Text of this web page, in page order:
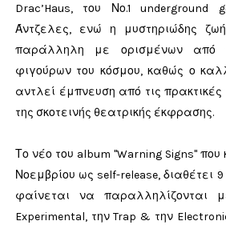
Drac’Haus, του Νο.1
Άντζελες, ενώ η μυστηριώδης
παράλληλη με ορισμένων από
φιγούρων του κόσμου, καθώς ο
αντλεί έμπνευση από τις πρακτικές
της σκοτεινής θεατρικής έκφρασης.
Το νέο του album "Warning Signs"
Νοεμβρίου ως self-release, διαθέτει
φαίνεται να παραλληλίζονται
Experimental, την Trap & την